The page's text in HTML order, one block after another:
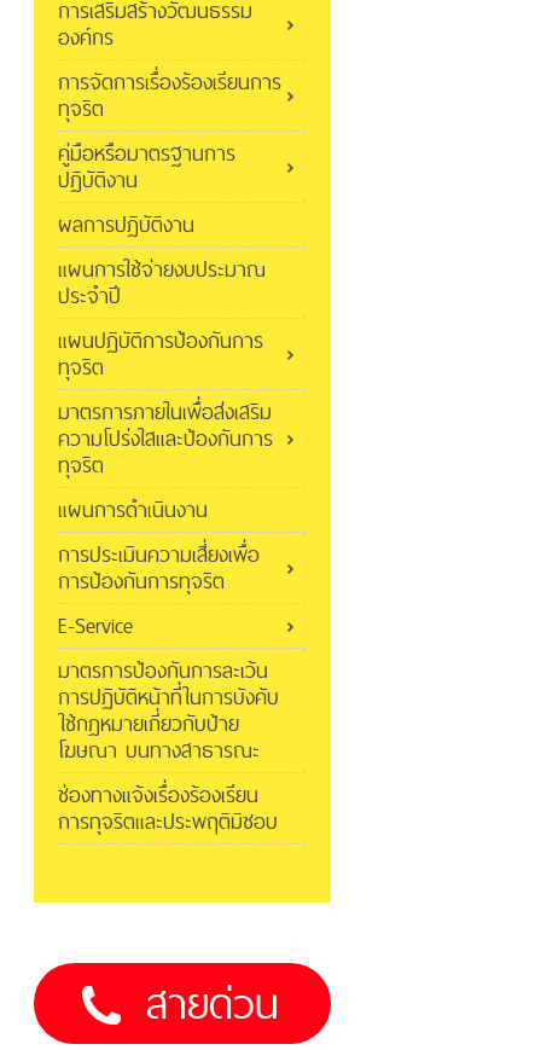
การเสริมสร้างวัฒนธรรม
องค์กร
การจัดการเรื่องร้องเรียนการ
ทุจริต
คู่มือหรือมาตรฐานการ
ปฏิบัติงาน
ผลการปฏิบัติงาน
แผนการใช้จ่ายงบประมาณ
ประจำปี
แผนปฏิบัติการป้องกันการ
ทุจริต
มาตรการภายในเพื่อส่งเสริม
ความโปร่งใสและป้องกันการ
ทุจริต
แผนการดำเนินงาน
การประเมินความเสี่ยงเพื่อ
การป้องกันการทุจริต
E-Service
มาตรการป้องกันการละเว้น
การปฏิบัติหน้าที่ในการบังคับ
ใช้กฎหมายเกี่ยวกับป้าย
โฆษณา บนทางสาธารณะ
ช่องทางแจ้งเรื่องร้องเรียน
การทุจริตและประพฤติมิชอบ
สายด่วน